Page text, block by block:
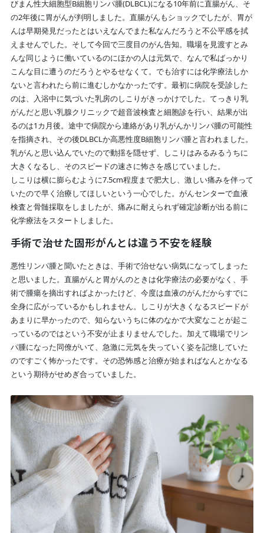
びまん性大細胞型B細胞リンパ腫(DLBCL)になる10年前に直腸がん、そ
の2年後に胃がんが判明しました。直腸がんもショックでしたが、胃が
んは早期発見だったとはいえなんでまた私なんだろうと不公平感を拭
えませんでした。そして今回で三度目のがん告知。職場を見渡すとみ
んな同じように働いているのにほかの人は元気で、なんで私ばっかり
こんな目に遭うのだろうとやるせなくて。でも治すには化学療法しか
ないと言われたら前に進むしかなかったです。最初に病院を受診した
のは、入浴中に気づいた乳房のしこりがきっかけでした。てっきり乳
がんだと思い乳腺クリニックで超音波検査と細胞診を行い、結果が出
るのは1カ月後。途中で病院から連絡があり乳がんかリンパ腫の可能性
を指摘され、その後DLBCLか高悪性度B細胞リンパ腫と言われました。
乳がんと思い込んでいたので動揺を隠せず、しこりはみるみるうちに
大きくなるし、そのスピードの速さに怖さを感じていました。
しこりは横に膨らむように7.5cm程度まで肥大し、激しい痛みを伴って
いたので早く治療してほしいという一心でした。がんセンターで血液
検査と骨髄採取をしましたが、痛みに耐えられず確定診断が出る前に
化学療法をスタートしました。
手術で治せた固形がんとは違う不安を経験
悪性リンパ腫と聞いたときは、手術で治せない病気になってしまった
と思いました。直腸がんと胃がんのときは化学療法の必要がなく、手
術で腫瘍を摘出すればよかったけど、今度は血液のがんだからすでに
全身に広がっているかもしれません。しこりが大きくなるスピードが
あまりに早かったので、知らないうちに体のなかで大変なことが起こ
っているのではという不安が止まりませんでした。加えて職場でリン
パ腫になった同僚がいて、急激に元気を失っていく姿を記憶していた
のですごく怖かったです。その恐怖感と治療が始まればなんとかなる
という期待がせめぎ合っていました。